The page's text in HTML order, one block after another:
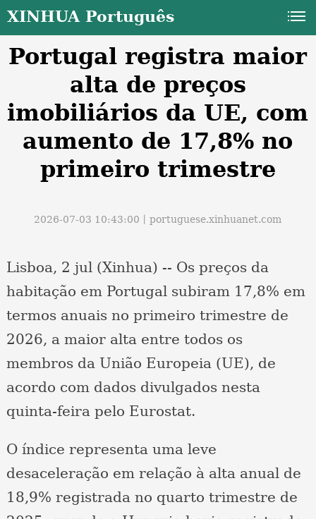
XINHUA Português
Portugal registra maior
alta de preços
imobiliários da UE, com
aumento de 17,8% no
primeiro trimestre
2026-07-03 10:43:00丨portuguese.xinhuanet.com
Lisboa, 2 jul (Xinhua) -- Os preços da
habitação em Portugal subiram 17,8% em
termos anuais no primeiro trimestre de
2026, a maior alta entre todos os
membros da União Europeia (UE), de
acordo com dados divulgados nesta
quinta-feira pelo Eurostat.
O índice representa uma leve
desaceleração em relação à alta anual de
18,9% registrada no quarto trimestre de